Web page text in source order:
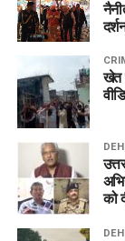
खेत
को